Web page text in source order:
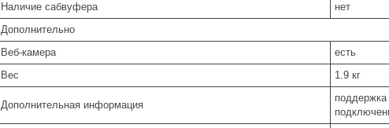
Наличие сабвуфера
нет
Дополнительно
Веб-камера
есть
Вес
1.9 кг
Дополнительная информация